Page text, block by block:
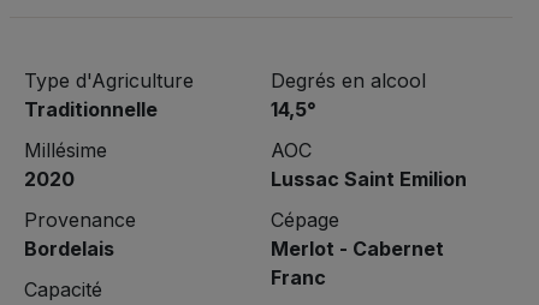
Type d'Agriculture
Traditionnelle
Millésime
2020
Provenance
Bordelais
Capacité
Degrés en alcool
14,5°
AOC
Lussac Saint Emilion
Cépage
Merlot - Cabernet
Franc